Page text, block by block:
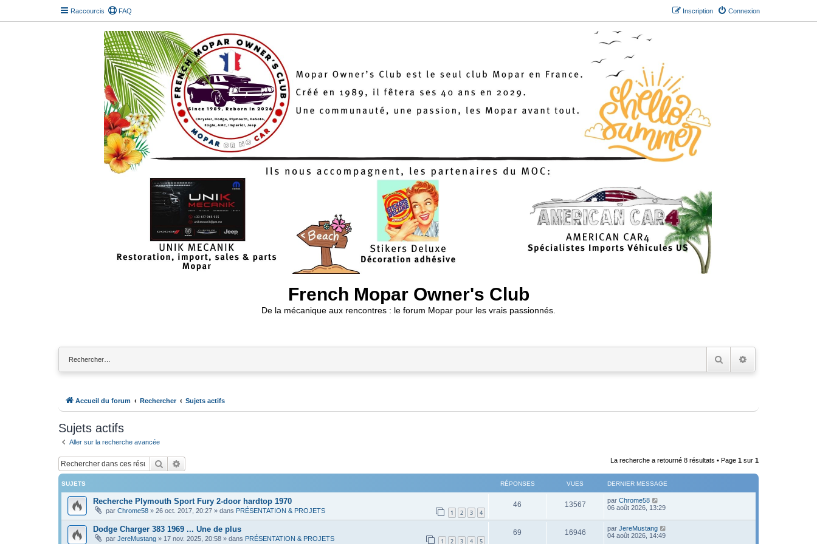
Raccourcis FAQ Connexion
Inscription
French Mopar Owner's Club
De la mécanique aux rencontres : le forum Mopar pour les vrais passionnés.
RechercherRecherche avancée
Accueil du forum Rechercher Sujets actifs
Sujets actifs
Aller sur la recherche avancée
Rechercher La recherche a retourné 8 résultats • Page 1 sur 1
SUJETS RÉPONSES VUES DERNIER MESSAGE
Recherche Plymouth Sport Fury 2-door hardtop 1970
par Chrome58 » 26 oct. 2017, 20:27 » dans PRÉSENTATION & PROJETS 1 2 3 4
46
é
13567V
u
e
D
e
n
i
e
par Chrome58
06 août 2026, 13:29
Dodge Charger 383 1969 ... Une de plus
par JereMustang » 17 nov. 2025, 20:58 » dans PRÉSENTATION & PROJETS 1 2 3 4 5
69 16946V
D
e
par JereMustang
04 août 2026, 14:49